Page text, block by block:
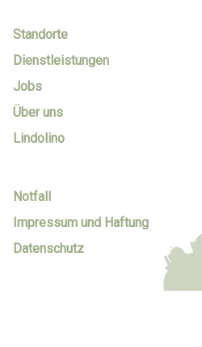
Standorte
Dienstleistungen
Jobs
Über uns
Lindolino
Notfall
Impressum und Haftung
Datenschutz